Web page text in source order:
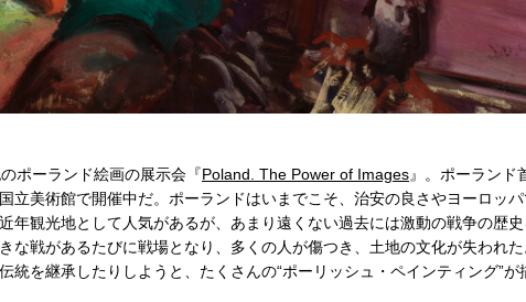
ポーランド絵画の展示会『Poland. The Power of Images』。ポーランド
立美術館で開催中だ。ポーランドはいまでこそ、治安の良さやヨーロッ
年観光地として人気があるが、あまり遠くない過去には激動の戦争の歴
な戦があるたびに戦場となり、多くの人が傷つき、土地の文化が失われた
統を継承したりしようと、たくさんの“ポーリッシュ・ペインティング”が